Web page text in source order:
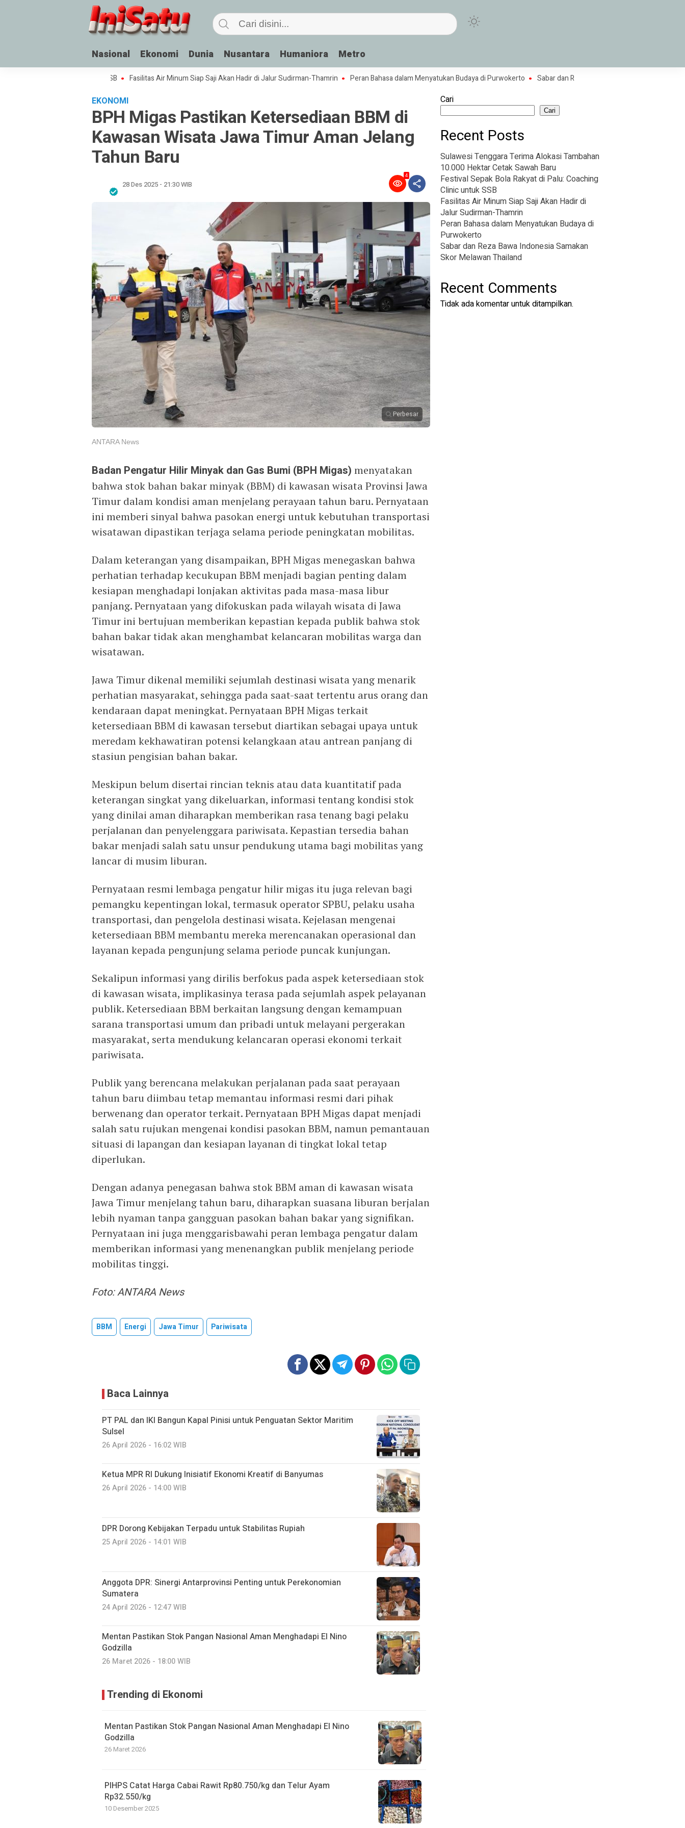
Nasional Ekonomi Dunia Nusantara Humaniora Metro
Fasilitas Air Minum Siap Saji Akan Hadir di Jalur Sudirman-Thamrin Peran Bahasa dalam Menyatukan Budaya di Purwokerto Sabar dan Reza Bawa Indonesia Samakan Skor
EKONOMI
BPH Migas Pastikan Ketersediaan BBM di
Kawasan Wisata Jawa Timur Aman Jelang
Tahun Baru
28 Des 2025 - 21:30 WIB
4
Perbesar
ANTARA News
Badan Pengatur Hilir Minyak dan Gas Bumi (BPH Migas) menyatakan
bahwa stok bahan bakar minyak (BBM) di kawasan wisata Provinsi Jawa
Timur dalam kondisi aman menjelang perayaan tahun baru. Pernyataan
ini memberi sinyal bahwa pasokan energi untuk kebutuhan transportasi
wisatawan dipastikan terjaga selama periode peningkatan mobilitas.
Dalam keterangan yang disampaikan, BPH Migas menegaskan bahwa
perhatian terhadap kecukupan BBM menjadi bagian penting dalam
kesiapan menghadapi lonjakan aktivitas pada masa-masa libur
panjang. Pernyataan yang difokuskan pada wilayah wisata di Jawa
Timur ini bertujuan memberikan kepastian kepada publik bahwa stok
bahan bakar tidak akan menghambat kelancaran mobilitas warga dan
wisatawan.
Jawa Timur dikenal memiliki sejumlah destinasi wisata yang menarik
perhatian masyarakat, sehingga pada saat-saat tertentu arus orang dan
kendaraan dapat meningkat. Pernyataan BPH Migas terkait
ketersediaan BBM di kawasan tersebut diartikan sebagai upaya untuk
meredam kekhawatiran potensi kelangkaan atau antrean panjang di
stasiun pengisian bahan bakar.
Meskipun belum disertai rincian teknis atau data kuantitatif pada
keterangan singkat yang dikeluarkan, informasi tentang kondisi stok
yang dinilai aman diharapkan memberikan rasa tenang bagi pelaku
perjalanan dan penyelenggara pariwisata. Kepastian tersedia bahan
bakar menjadi salah satu unsur pendukung utama bagi mobilitas yang
lancar di musim liburan.
Pernyataan resmi lembaga pengatur hilir migas itu juga relevan bagi
pemangku kepentingan lokal, termasuk operator SPBU, pelaku usaha
transportasi, dan pengelola destinasi wisata. Kejelasan mengenai
ketersediaan BBM membantu mereka merencanakan operasional dan
layanan kepada pengunjung selama periode puncak kunjungan.
Sekalipun informasi yang dirilis berfokus pada aspek ketersediaan stok
di kawasan wisata, implikasinya terasa pada sejumlah aspek pelayanan
publik. Ketersediaan BBM berkaitan langsung dengan kemampuan
sarana transportasi umum dan pribadi untuk melayani pergerakan
masyarakat, serta mendukung kelancaran operasi ekonomi terkait
pariwisata.
Publik yang berencana melakukan perjalanan pada saat perayaan
tahun baru diimbau tetap memantau informasi resmi dari pihak
berwenang dan operator terkait. Pernyataan BPH Migas dapat menjadi
salah satu rujukan mengenai kondisi pasokan BBM, namun pemantauan
situasi di lapangan dan kesiapan layanan di tingkat lokal tetap
diperlukan.
Dengan adanya penegasan bahwa stok BBM aman di kawasan wisata
Jawa Timur menjelang tahun baru, diharapkan suasana liburan berjalan
lebih nyaman tanpa gangguan pasokan bahan bakar yang signifikan.
Pernyataan ini juga menggarisbawahi peran lembaga pengatur dalam
memberikan informasi yang menenangkan publik menjelang periode
mobilitas tinggi.
Foto: ANTARA News
BBM Energi Jawa Timur Pariwisata
Baca Lainnya
PT PAL dan IKI Bangun Kapal Pinisi untuk Penguatan Sektor Maritim
Sulsel
26 April 2026 - 16:02 WIB
Ketua MPR RI Dukung Inisiatif Ekonomi Kreatif di Banyumas
26 April 2026 - 14:00 WIB
DPR Dorong Kebijakan Terpadu untuk Stabilitas Rupiah
25 April 2026 - 14:01 WIB
Anggota DPR: Sinergi Antarprovinsi Penting untuk Perekonomian
Sumatera
24 April 2026 - 12:47 WIB
Mentan Pastikan Stok Pangan Nasional Aman Menghadapi El Nino
Godzilla
26 Maret 2026 - 18:00 WIB
Trending di Ekonomi
Mentan Pastikan Stok Pangan Nasional Aman Menghadapi El Nino
Godzilla
26 Maret 2026
PIHPS Catat Harga Cabai Rawit Rp80.750/kg dan Telur Ayam
Rp32.550/kg
10 Desember 2025
Cari
Cari
Recent Posts
Sulawesi Tenggara Terima Alokasi Tambahan
10.000 Hektar Cetak Sawah Baru
Festival Sepak Bola Rakyat di Palu: Coaching
Clinic untuk SSB
Fasilitas Air Minum Siap Saji Akan Hadir di
Jalur Sudirman-Thamrin
Peran Bahasa dalam Menyatukan Budaya di
Purwokerto
Sabar dan Reza Bawa Indonesia Samakan
Skor Melawan Thailand
Recent Comments
Tidak ada komentar untuk ditampilkan.